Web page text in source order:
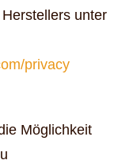
unter
privacy
Möglichkeit